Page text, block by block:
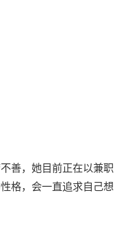
善，她目前正在以兼职
格，会一直追求自己想